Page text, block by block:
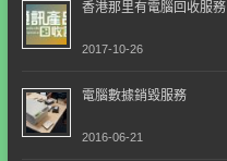
香港那里有電腦回收服務
2017-10-26
電腦數據銷毀服務
2016-06-21